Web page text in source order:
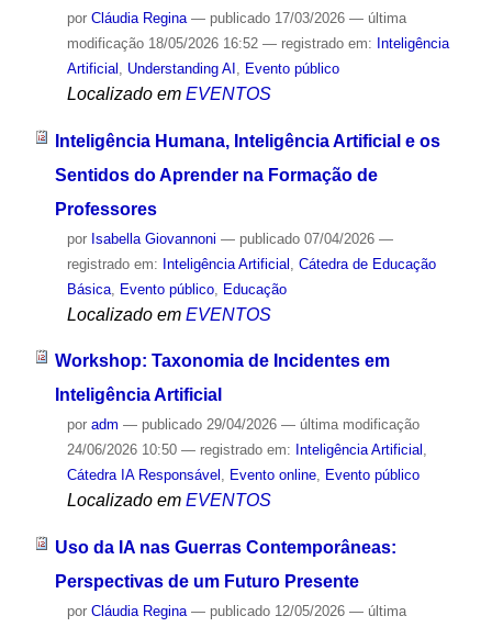
por Cláudia Regina — publicado17/03/2026 — última
modificação18/05/2026 16:52 — registrado em: Inteligência
Artificial , Understanding AI , Evento público
Localizado em EVENTOS
Inteligência Humana, Inteligência Artificial e os
Sentidos do Aprender na Formação de
Professores
por Isabella Giovannoni — publicado07/04/2026 —
registrado em: Inteligência Artificial Cátedra de Educação
Básica, Evento público, Educação
Localizado em EVENTOS
Workshop: Taxonomia de Incidentes em
Inteligência Artificial
por adm — publicado29/04/2026 — última modificação
24/06/2026 10:50 — registrado em: Inteligência Artificial ,
Cátedra IA Responsável , Evento online, Evento público
Localizado em EVENTOS
Uso da IA nas Guerras Contemporâneas:
Perspectivas de um Futuro Presente
por Cláudia Regina — publicado12/05/2026 — última